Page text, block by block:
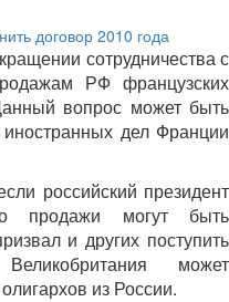
сотрудничества с
РФ французских
вопрос может быть
дел Франции
российский президент
продажи могут быть
и других поступить
может
из России.